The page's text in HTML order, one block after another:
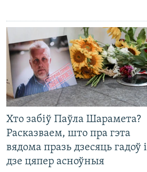
Хто забіў Паўла Шарамета?
Расказваем, што пра гэта
вядома празь дзесяць гадоў і
дзе цяпер асноўныя